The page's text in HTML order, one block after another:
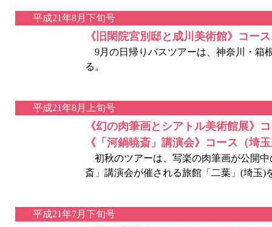
平成21年8月下旬号
《旧閑院宮別邸と成川美術館》コー
9月の日帰りバスツアーは、神奈川・箱
る。
平成21年8月上旬号
《幻の肉筆画とシアトル美術館展》
《「河鍋暁斎」講演会》コース（埼
初秋のツアーは、写楽の肉筆画が公開
斎」講演会が催される旅館「二葉」(埼玉)
平成21年7月下旬号